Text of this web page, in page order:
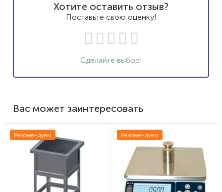
Хотите оставить отзыв?
Поставьте свою оценку!
Сделайте выбор!
Вас может заинтересовать
Рекомендуем Рекомендуем